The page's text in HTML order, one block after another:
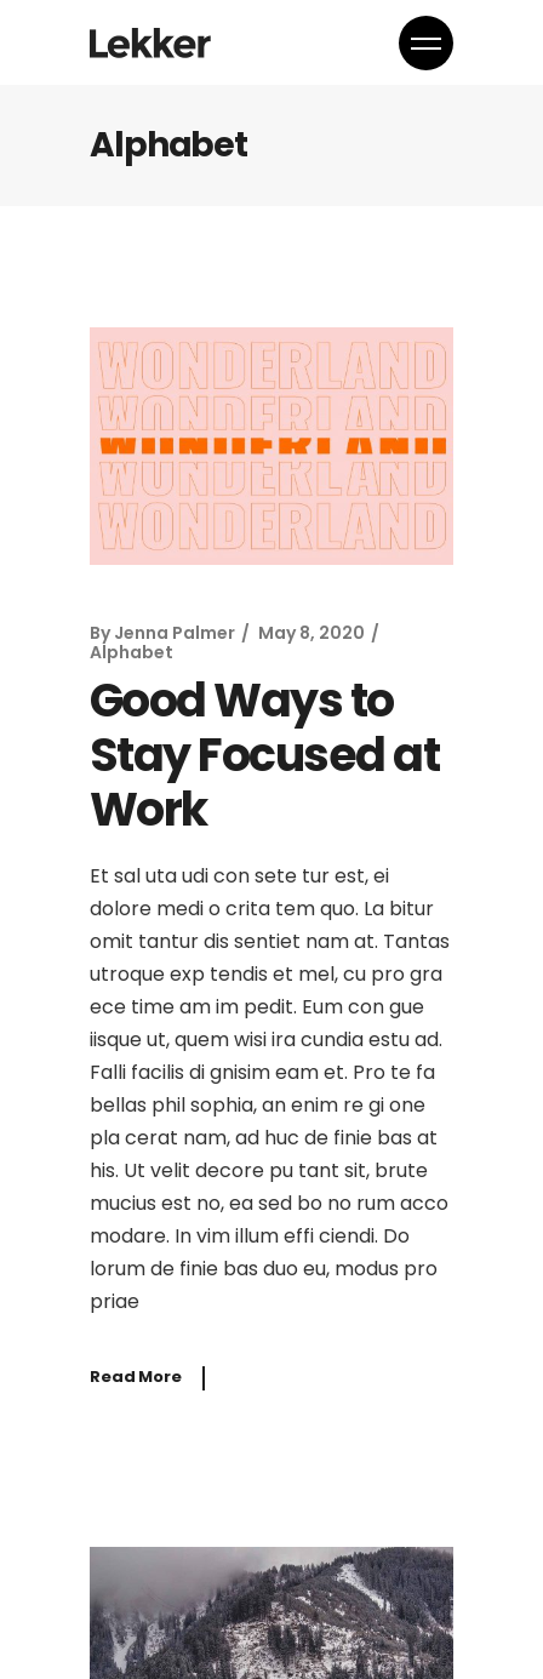
Alphabet
By Jenna Palmer
May 8, 2020
Alphabet
Good Ways to
Stay Focused at
Work
Et sal uta udi con sete tur est, ei
dolore medi o crita tem quo. La bitur
omit tantur dis sentiet nam at. Tantas
utroque exp tendis et mel, cu pro gra
ece time am im pedit. Eum con gue
iisque ut, quem wisi ira cundia estu ad.
Falli facilis di gnisim eam et. Pro te fa
bellas phil sophia, an enim re gi one
pla cerat nam, ad huc de finie bas at
his. Ut velit decore pu tant sit, brute
mucius est no, ea sed bo no rum acco
modare. In vim illum effi ciendi. Do
lorum de finie bas duo eu, modus pro
priae
Read More